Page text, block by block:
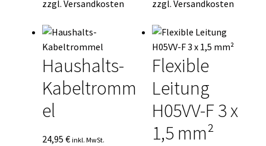
zzgl. Versandkosten zzgl.Versandkosten
Haushalts-
Kabeltromm
el
24,95 € inkl. MwSt.
Flexible
Leitung
H05VV-F 3 x
1,5 mm²